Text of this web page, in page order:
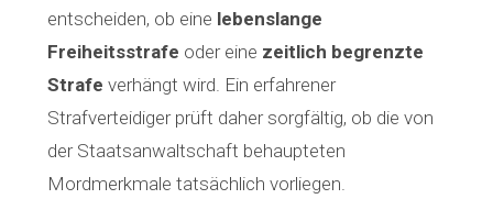
entscheiden, ob eine lebenslange
Freiheitsstrafe oder eine zeitlich begrenzte
Strafe verhängt wird. Ein erfahrener
Strafverteidiger prüft daher sorgfältig, ob die von
der Staatsanwaltschaft behaupteten
Mordmerkmale tatsächlich vorliegen.